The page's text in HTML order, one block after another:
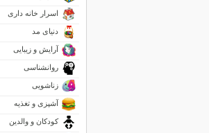
اسرار خانه داری
دنیای مد
آرایش و زیبایی
روانشناسی
زناشویی
آشپزی و تغذیه
کودکان و والدین